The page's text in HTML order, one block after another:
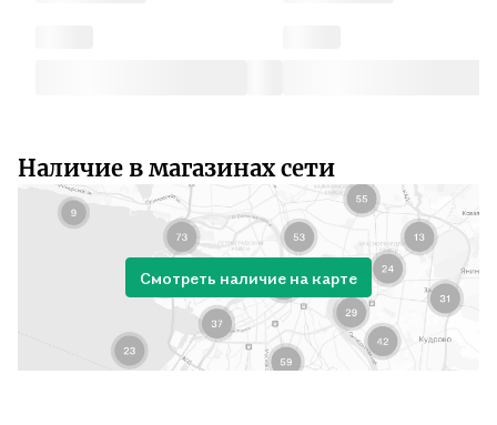
Наличие в магазинах сети
Смотреть наличие на карте